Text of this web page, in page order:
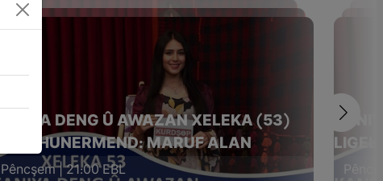
KANIYA DENG Û AWAZAN XELEKA (53)
LIGEL HUNERMEND: MARUF ALAN
Pêncşem | 21:00 EBL